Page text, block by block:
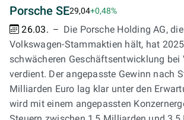
Porsche SE29,04+0,48%
26.03.
Die Porsche Holding AG,
Volkswagen-Stammaktien hält, hat
schwächeren Geschäftsentwicklung bei
verdient. Der angepasste Gewinn nach
Milliarden Euro lag klar unter den
wird mit einem angepassten